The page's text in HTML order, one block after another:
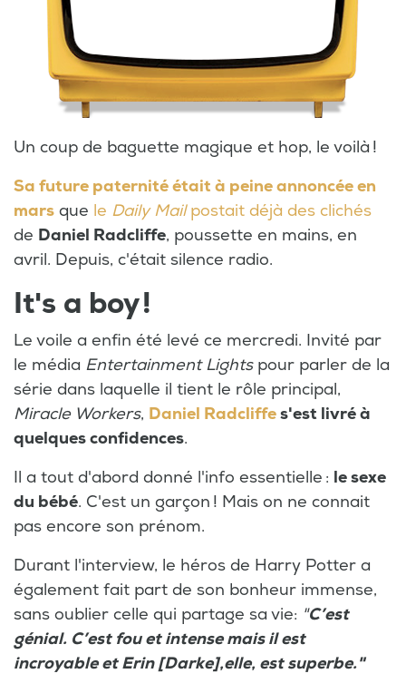
Un coup de baguette magique et hop, le voilà !
Sa future paternité était à peine annoncée en
mars que le Daily Mailpostait déjà des clichés
de Daniel Radcliffe, poussette en mains, en
avril. Depuis, c'était silence radio.
It's a boy !
Le voile a enfin été levé ce mercredi. Invité par
le média Entertainment Lightspour parler de la
série dans laquelle il tient le rôle principal,
Miracle Workers, Daniel Radcliffes'est livré à
quelques confidences.
Il a tout d'abord donné l'info essentielle : le sexe
du bébé. C'est un garçon ! Mais on ne connait
pas encore son prénom.
Durant l'interview, le héros de Harry Potter a
également fait part de son bonheur immense,
sans oublier celle qui partage sa vie: "C’est
génial. C’est fou et intense mais il est
incroyable et Erin [Darke],elle, est superbe."